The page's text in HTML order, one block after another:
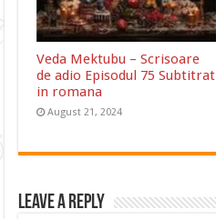
Veda Mektubu – Scrisoare
de adio Episodul 75 Subtitrat
in romana
August 21, 2024
Leave a Reply